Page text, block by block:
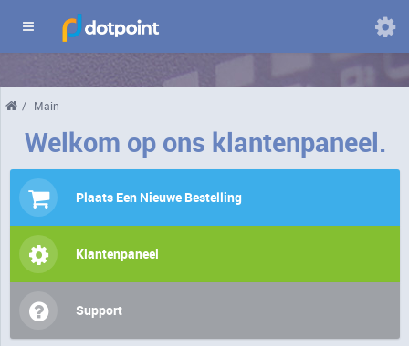
Domeinen
taal
/ Main
Welkom op ons klantenpaneel.
Plaats Een Nieuwe Bestelling
Klantenpaneel
Support